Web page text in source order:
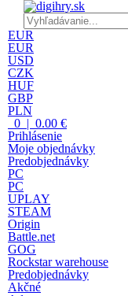
EUR
EUR
USD
CZK
HUF
GBP
PLN
0 | 0.00 €
Prihlásenie
Moje objednávky
Predobjednávky
PC
PC
UPLAY
STEAM
Origin
Battle.net
GOG
Rockstar warehouse
Predobjednávky
Akčné